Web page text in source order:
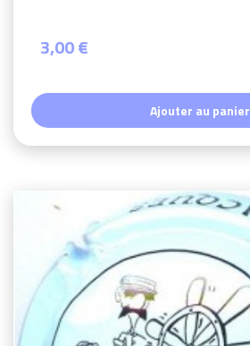
3,00 €
Ajouter au panier